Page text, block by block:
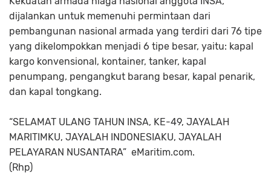
dijalankan untuk memenuhi permintaan dari
pembangunan nasional armada yang terdiri dari 76 tipe
yang dikelompokkan menjadi 6 tipe besar, yaitu: kapal
kargo konvensional, kontainer, tanker, kapal
penumpang, pengangkut barang besar, kapal penarik,
dan kapal tongkang.
“SELAMAT ULANG TAHUN INSA, KE-49, JAYALAH
MARITIMKU, JAYALAH INDONESIAKU, JAYALAH
PELAYARAN NUSANTARA” eMaritim.com.
(Rhp)